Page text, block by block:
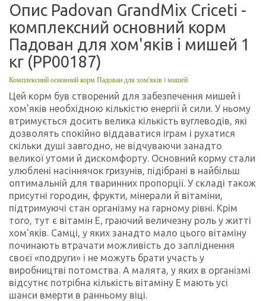
Опис Padovan GrandMix Criceti -
комплексний основний корм
Падован для хом'яків і мишей 1
кг (PP00187)
Комплексний основний корм Падован для хом'яків і мишей
Цей корм був створений для забезпечення мишей і
хом'яків необхідною кількістю енергії й сили. У ньому
втримується досить велика кількість вуглеводів, які
дозволять спокійно віддаватися іграм і рухатися
скільки душі завгодно, не відчуваючи занадто
великої утоми й дискомфорту. Основний корму стали
улюблені насіннячок гризунів, підібрані в найбільш
оптимальній для тваринних пропорції. У складі також
присутні городин, фрукти, мінерали й вітаміни,
підтримуючі стан організму на гарному рівні. Крім
того, тут є вітамін Е, граючий величезну роль у житті
хом'яків. Самці, у яких занадто мало цього вітаміну
починають втрачати можливість до запліднення
своєї «подруги» і не можуть брати участь у
виробництві потомства. А малята, у яких в організмі
відсутнє потрібна кількість вітаміну Е мають усі
шанси вмерти в ранньому віці.